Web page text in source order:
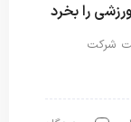
را بخرد
شرکت